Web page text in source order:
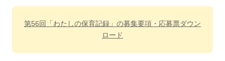
第56回「わたしの保育記録」の募集要項・応募票ダウン
ロード